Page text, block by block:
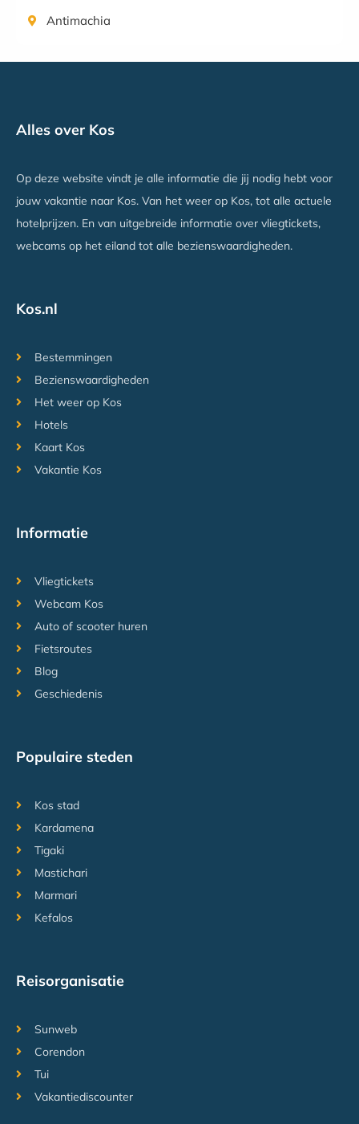
Antimachia
Alles over Kos
Op deze website vindt je alle informatie die jij nodig hebt voor
jouw vakantie naar Kos. Van het weer op Kos, tot alle actuele
hotelprijzen. En van uitgebreide informatie over vliegtickets,
webcams op het eiland tot alle bezienswaardigheden.
Kos.nl
Bestemmingen
Bezienswaardigheden
Het weer op Kos
Hotels
Kaart Kos
Vakantie Kos
Informatie
Vliegtickets
Webcam Kos
Auto of scooter huren
Fietsroutes
Blog
Geschiedenis
Populaire steden
Kos stad
Kardamena
Tigaki
Mastichari
Marmari
Kefalos
Reisorganisatie
Sunweb
Corendon
Tui
Vakantiediscounter